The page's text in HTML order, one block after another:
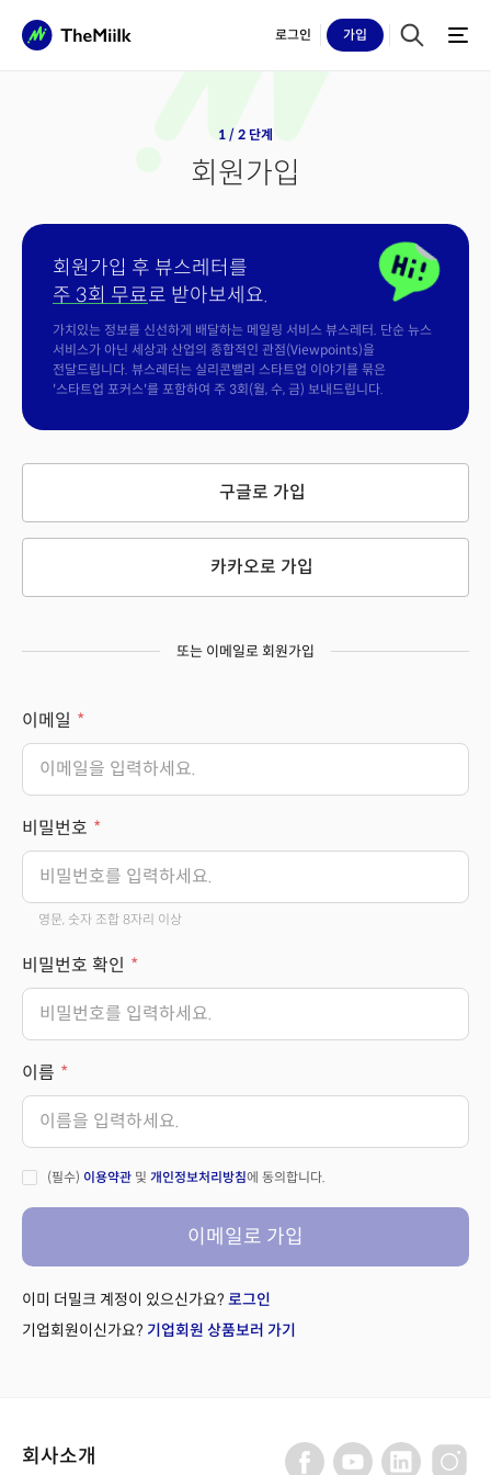
로그인 가입
1 / 2 단계
회원가입
회원가입 후 뷰스레터를
주 3회 무료로 받아보세요.
가치있는 정보를 신선하게 배달하는 메일링 서비스 뷰스레터. 단순 뉴스
서비스가 아닌 세상과 산업의 종합적인 관점(Viewpoints)을
전달드립니다. 뷰스레터는 실리콘밸리 스타트업 이야기를 묶은
'스타트업 포커스'를 포함하여 주 3회(월, 수, 금) 보내드립니다.
구글로 가입
카카오로 가입
또는 이메일로 회원가입
이메일
비밀번호
영문, 숫자 조합 8자리 이상
비밀번호 확인
이름
(필수) 이용약관 및 개인정보처리방침에 동의합니다.
이메일로 가입
이미 더밀크 계정이 있으신가요? 로그인
기업회원이신가요? 기업회원 상품보러 가기
회사소개